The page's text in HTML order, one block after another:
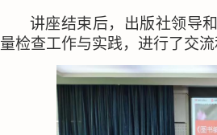
讲座结束后，出版社领导
量检查工作与实践，进行了交流